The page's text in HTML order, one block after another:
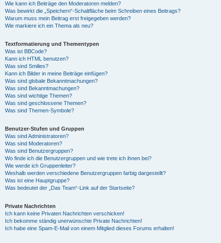
Wie kann ich Beiträge den Moderatoren melden?
Was bewirkt die „Speichern“-Schaltfläche beim Schreiben eines Beitrags?
Warum muss mein Beitrag erst freigegeben werden?
Wie markiere ich ein Thema als neu?
Textformatierung und Thementypen
Was ist BBCode?
Kann ich HTML benutzen?
Was sind Smilies?
Kann ich Bilder in meine Beiträge einfügen?
Was sind globale Bekanntmachungen?
Was sind Bekanntmachungen?
Was sind wichtige Themen?
Was sind geschlossene Themen?
Was sind Themen-Symbole?
Benutzer-Stufen und Gruppen
Was sind Administratoren?
Was sind Moderatoren?
Was sind Benutzergruppen?
Wo finde ich die Benutzergruppen und wie trete ich ihnen bei?
Wie werde ich Gruppenleiter?
Weshalb werden verschiedene Benutzergruppen farbig dargestellt?
Was ist eine Hauptgruppe?
Was bedeutet der „Das Team“-Link auf der Startseite?
Private Nachrichten
Ich kann keine Privaten Nachrichten verschicken!
Ich bekomme ständig unerwünschte Private Nachrichten!
Ich habe eine Spam-E-Mail von einem Mitglied dieses Forums erhalten!